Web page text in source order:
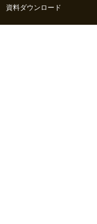
資料ダウンロード